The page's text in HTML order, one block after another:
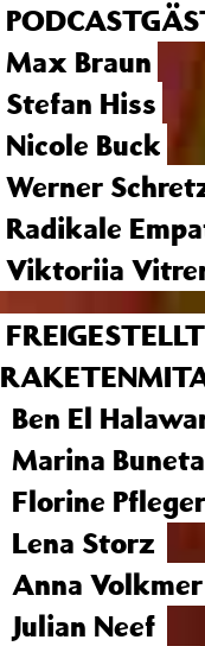
Max Braun
Stefan Hiss
Nicole Buck
Werner
Radikale
Viktoriia
Ben El
Marina Buneta
Florine Pfleger
Lena Storz
Anna Volkmer
Julian Neef